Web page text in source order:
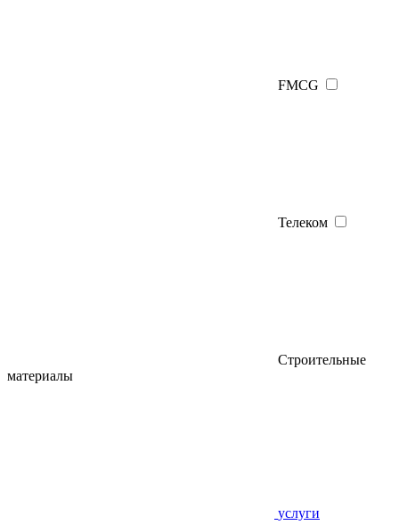
FMCG
Телеком
Строительные
материалы
услуги